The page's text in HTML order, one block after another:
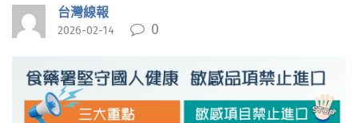
台灣線報
2026-02-14 0